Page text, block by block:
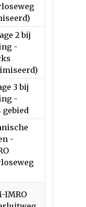
2 bij
-
3 bij
-
gebied
-
IMRO